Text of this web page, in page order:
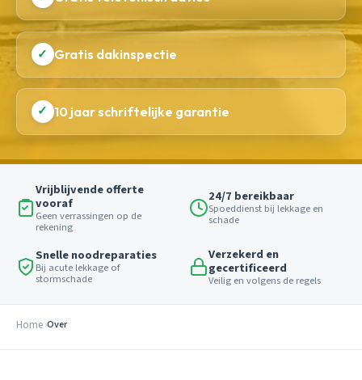
✓ Gratis dakinspectie
✓ 10 jaar schriftelijke garantie
Vrijblijvende offerte
vooraf
Geen verrassingen op de
rekening
24/7 bereikbaar
Spoeddienst bij lekkage en
schade
Snelle noodreparaties
Bij acute lekkage of
stormschade
Verzekerd en
gecertificeerd
Veilig en volgens de regels
Home Over